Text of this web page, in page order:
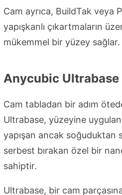
Cam ayrıca, BuildTak veya
yapışkanlı çıkartmaların
mükemmel bir yüzey sağlar.
Anycubic Ultrabase
Cam tabladan bir adım
Ultrabase, yüzeyine
yapışan ancak soğuduktan
serbest bırakan özel bir
sahiptir.
Ultrabase, bir cam